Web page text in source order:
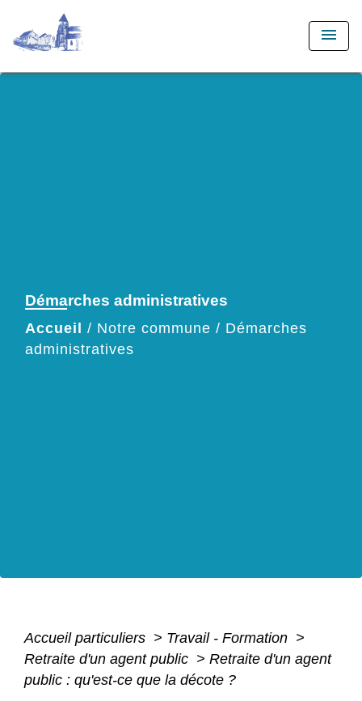
menu
Démarches administratives
Accueil / Notre commune / Démarches
administratives
Accueil particuliers > Travail - Formation >
Retraite d'un agent public > Retraite d'un agent
public : qu'est-ce que la décote ?